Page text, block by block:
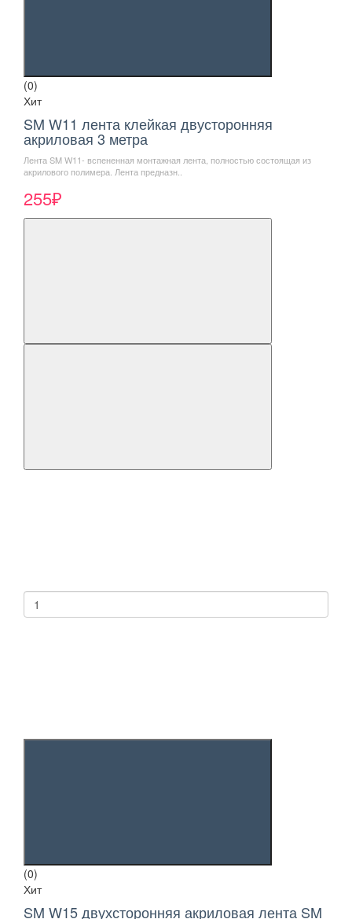
(0)
Хит
SM W11 лента клейкая двусторонняя
акриловая 3 метра
Лента SM W11- вспененная монтажная лента, полностью состоящая из
акрилового полимера. Лента предназн..
255₽
(0)
Хит
SM W15 двухсторонняя акриловая лента SM